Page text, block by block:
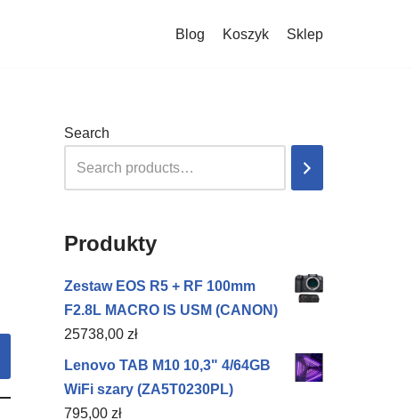
Blog Koszyk Sklep
Search
Produkty
Zestaw EOS R5 + RF 100mm
F2.8L MACRO IS USM (CANON)
25738,00 zł
Lenovo TAB M10 10,3" 4/64GB
WiFi szary (ZA5T0230PL)
795,00 zł